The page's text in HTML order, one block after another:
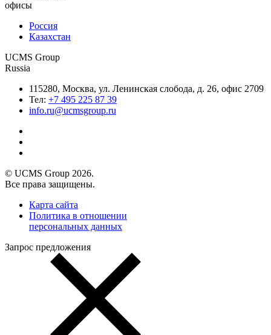
офисы
Россия
Казахстан
UCMS Group
Russia
115280, Москва, ул. Ленинская слобода, д. 26, офис 2709
Тел: +7 495 225 87 39
info.ru@ucmsgroup.ru
© UCMS Group 2026.
Все права защищены.
Карта сайта
Политика в отношении
персональных данных
Запрос предложения